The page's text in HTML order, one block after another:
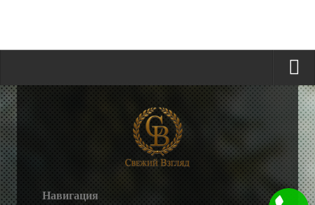
Навигация